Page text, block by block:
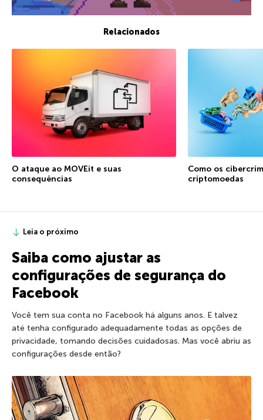
Relacionados
O ataque ao MOVEit e suas
consequências
Como os
criptomoedas
Leia o próximo
Saiba como ajustar as
configurações de segurança do
Facebook
Você tem sua conta no Facebook há alguns anos. E talvez
até tenha configurado adequadamente todas as opções de
privacidade, tomando decisões cuidadosas. Mas você abriu as
configurações desde então?